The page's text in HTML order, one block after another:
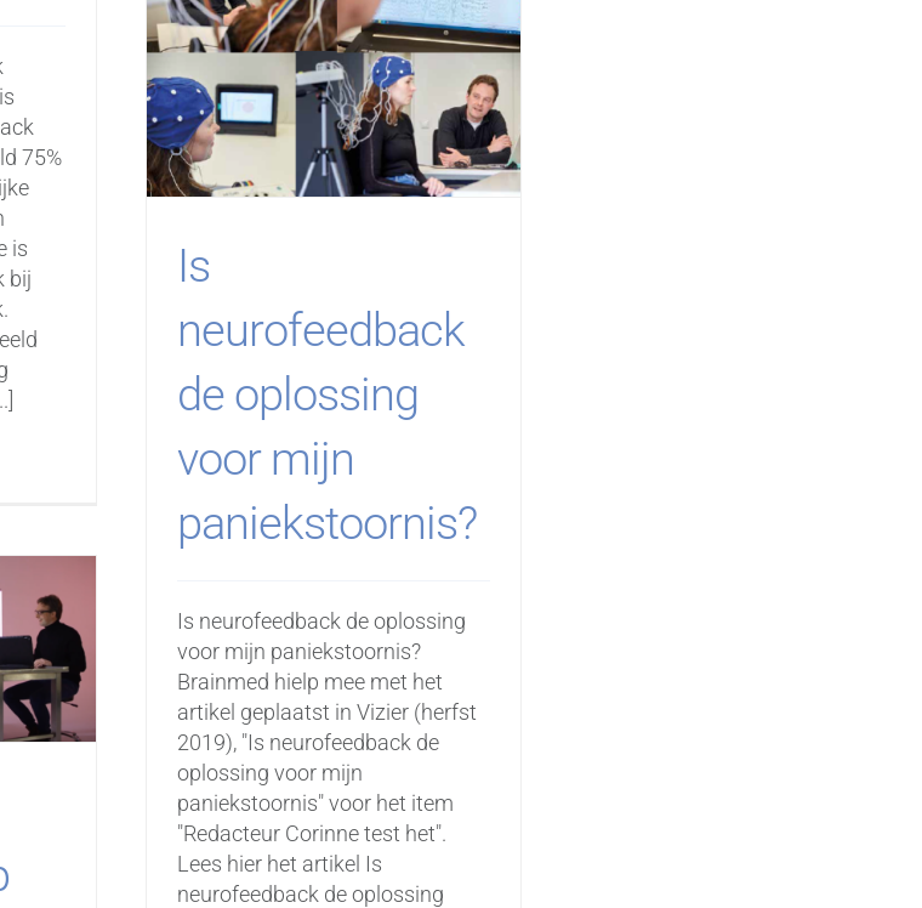
75%
is
bij
Is
neurofeedback
de oplossing
voor mijn
paniekstoornis?
Is neurofeedback de oplossing
voor mijn paniekstoornis?
Brainmed hielp mee met het
artikel geplaatst in Vizier (herfst
2019), "Is neurofeedback de
oplossing voor mijn
paniekstoornis" voor het item
"Redacteur Corinne test het".
Lees hier het artikel Is
neurofeedback de oplossing